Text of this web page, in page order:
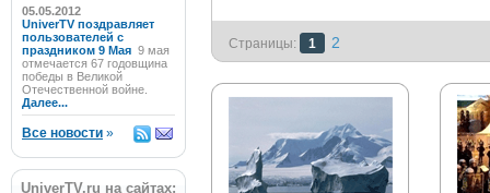
05.05.2012
UniverTV поздравляет
пользователей с
праздником 9 Мая 9 мая
отмечается 67 годовщина
победы в Великой
Отечественной войне.
Далее...
Все новости »
UniverTV.ru на сайтах:
Страницы: 1 2